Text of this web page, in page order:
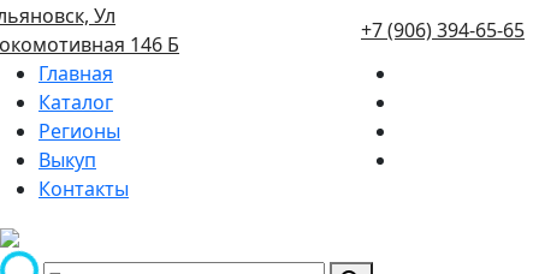
Ул
146 Б
+7 (906) 394-65-65
Главная
Каталог
Регионы
Выкуп
Контакты